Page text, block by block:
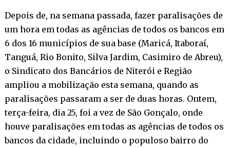
Depois de, na semana passada, fazer paralisações de
um hora em todas as agências de todos os bancos em
6 dos 16 municípios de sua base (Maricá, Itaboraí,
Tanguá, Rio Bonito, Silva Jardim, Casimiro de Abreu),
o Sindicato dos Bancários de Niterói e Região
ampliou a mobilização esta semana, quando as
paralisações passaram a ser de duas horas. Ontem,
terça-feira, dia 25, foi a vez de São Gonçalo, onde
houve paralisações em todas as agências de todos os
bancos da cidade, incluindo o populoso bairro do